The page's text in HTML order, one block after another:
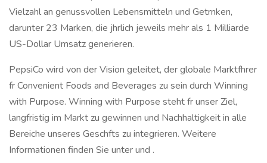
Vielzahl an genussvollen Lebensmitteln und Getrnken,
darunter 23 Marken, die jhrlich jeweils mehr als 1 Milliarde
US-Dollar Umsatz generieren.
PepsiCo wird von der Vision geleitet, der globale Marktfhrer
fr Convenient Foods and Beverages zu sein durch Winning
with Purpose. Winning with Purpose steht fr unser Ziel,
langfristig im Markt zu gewinnen und Nachhaltigkeit in alle
Bereiche unseres Geschfts zu integrieren. Weitere
Informationen finden Sie unter und .